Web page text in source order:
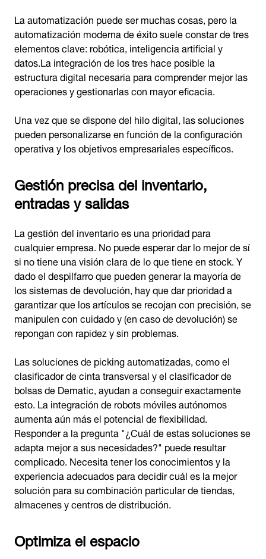
La automatización puede ser muchas cosas, pero la
automatización moderna de éxito suele constar de tres
elementos clave: robótica, inteligencia artificial y
datos.La integración de los tres hace posible la
estructura digital necesaria para comprender mejor las
operaciones y gestionarlas con mayor eficacia.
Una vez que se dispone del hilo digital, las soluciones
pueden personalizarse en función de la configuración
operativa y los objetivos empresariales específicos.
Gestión precisa del inventario,
entradas y salidas
La gestión del inventario es una prioridad para
cualquier empresa. No puede esperar dar lo mejor de sí
si no tiene una visión clara de lo que tiene en stock. Y
dado el despilfarro que pueden generar la mayoría de
los sistemas de devolución, hay que dar prioridad a
garantizar que los artículos se recojan con precisión, se
manipulen con cuidado y (en caso de devolución) se
repongan con rapidez y sin problemas.
Las soluciones de picking automatizadas, como el
clasificador de cinta transversal y el clasificador de
bolsas de Dematic, ayudan a conseguir exactamente
esto. La integración de robots móviles autónomos
aumenta aún más el potencial de flexibilidad.
Responder a la pregunta "¿Cuál de estas soluciones se
adapta mejor a sus necesidades?" puede resultar
complicado. Necesita tener los conocimientos y la
experiencia adecuados para decidir cuál es la mejor
solución para su combinación particular de tiendas,
almacenes y centros de distribución.
Optimiza el espacio